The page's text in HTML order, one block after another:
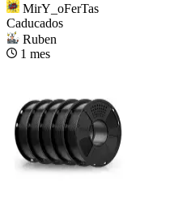
MirY_oFerTas
Caducados
Ruben
1 mes